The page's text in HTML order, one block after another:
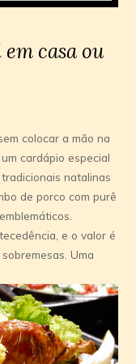
casa ou
colocar a mão na
cardápio especial
natalinas
de porco com purê
e o valor é
Uma